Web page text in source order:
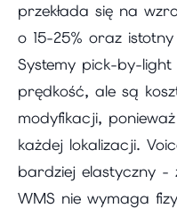
przekłada się na
o 15-25% oraz
Systemy pick-by-
prędkość, ale są
modyfikacji,
każdej lokalizacji.
bardziej elastyczny -
WMS nie wymaga